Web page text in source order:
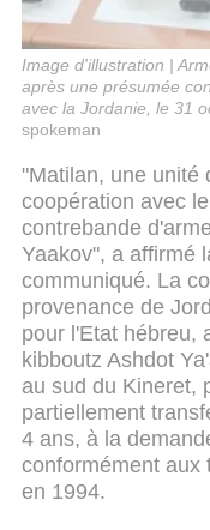
Image d'illustration |
après une présumée
avec la Jordanie, le 31
spokeman
"Matilan, une unité
coopération avec
contrebande
Yaakov", a affirmé
communiqué. La
provenance de
pour l'Etat hébreu,
kibboutz Ashdot
au sud du Kineret,
partiellement
4 ans, à la
conformément aux
en 1994.